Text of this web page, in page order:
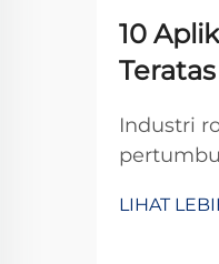
10
Industri
tahun
LIHAT